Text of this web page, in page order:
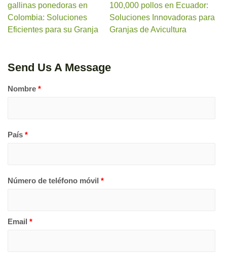
gallinas ponedoras en
Colombia: Soluciones
Eficientes para su Granja
100,000 pollos en Ecuador:
Soluciones Innovadoras para
Granjas de Avicultura
Send Us A Message
Nombre *
País *
Número de teléfono móvil *
Email *